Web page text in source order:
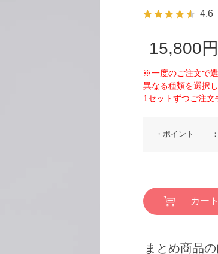
4.6
15,800円
※一度のご注文で
異なる種類を選択
1セットずつご注文
ポイント
カー
まとめ商品